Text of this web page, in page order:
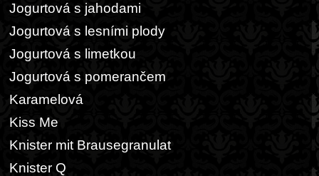
Jogurtová s jahodami
Jogurtová s lesními plody
Jogurtová s limetkou
Jogurtová s pomerančem
Karamelová
Kiss Me
Knister mit Brausegranulat
Knister Q